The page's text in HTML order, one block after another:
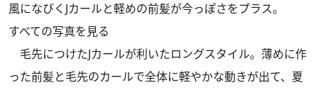
風になびくJカールと軽めの前髪が今っぽさをプラス。
すべての写真を見る
毛先につけたJカールが利いたロングスタイル。薄めに作
った前髪と毛先のカールで全体に軽やかな動きが出て、夏